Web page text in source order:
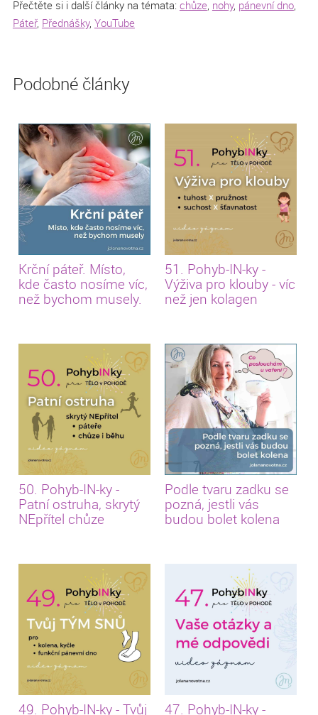
Přečtěte si i další články na témata: chůze, nohy, pánevní dno,
Páteř, Přednášky, YouTube
Podobné články
Krční páteř. Místo,
kde často nosíme víc,
než bychom musely.
51. Pohyb-IN-ky -
Výživa pro klouby - víc
než jen kolagen
50. Pohyb-IN-ky -
Patní ostruha, skrytý
NEpřítel chůze
Podle tvaru zadku se
pozná, jestli vás
budou bolet kolena
49. Pohyb-IN-ky - Tvůj 47. Pohyb-IN-ky -